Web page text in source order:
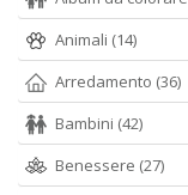
Animali (14)
Arredamento (36)
Bambini (42)
Benessere (27)